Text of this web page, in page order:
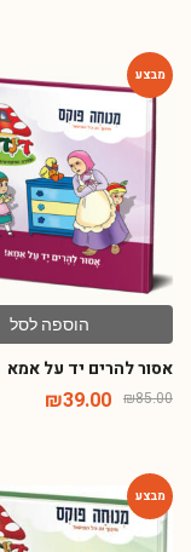
הוספה לסל
אסור להרים יד על אמא
₪85.00
₪39.00